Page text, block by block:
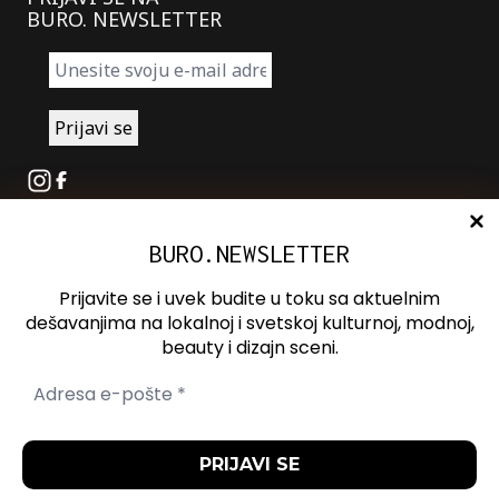
BURO. NEWSLETTER
Instagram
Facebook
Oglašavanje
Kontakt
Spotify
BURO.NEWSLETTER
Prijavite se i uvek budite u toku sa aktuelnim
dešavanjima na lokalnoj i svetskoj kulturnoj, modnoj,
beauty i dizajn sceni.